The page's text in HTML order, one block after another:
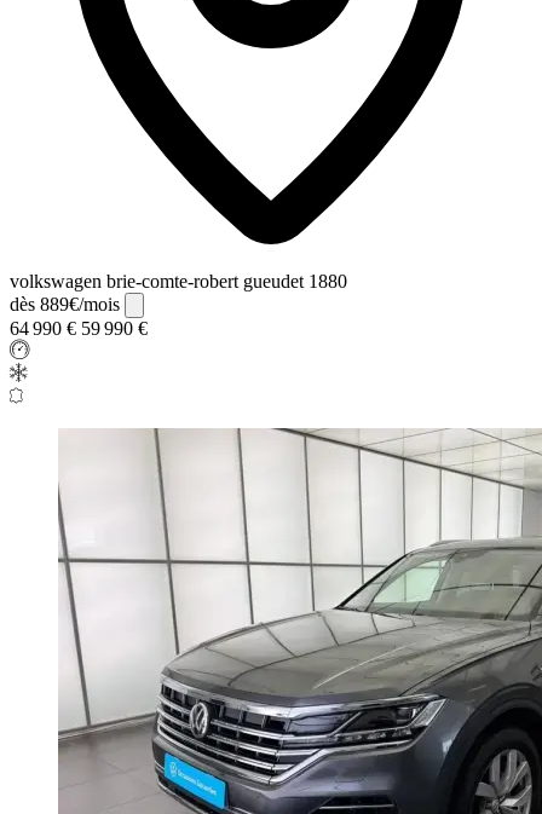
volkswagen brie-comte-robert gueudet 1880
dès 889€/mois
64 990 € 59 990 €